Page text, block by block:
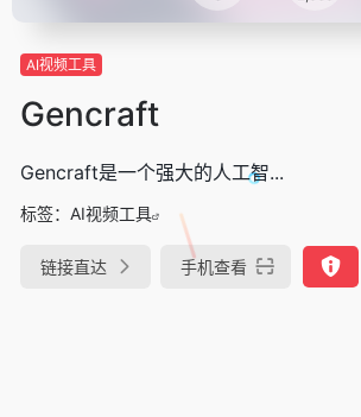
AI视频工具
Gencraft
Gencraft是一个强大的人工智...
标签： AI视频工具
链接直达 手机查看